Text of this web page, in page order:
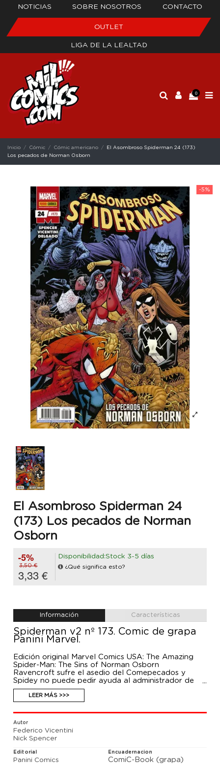
NOTICIAS SOBRE NOSOTROS CONTACTO
OUTLET
LIGA DE LA LEALTAD
0
Inicio Cómic Cómic americano
El Asombroso Spiderman 24 (173)
Los pecados de Norman Osborn
-5%
El Asombroso Spiderman 24
(173) Los pecados de Norman
Osborn
-5%
3,50 €
3,33 €
Disponibilidad:Stock 3-5 días
¿Qué significa esto?
Información Características
Spiderman v2 nº 173. Comic de grapa
Panini Marvel.
Edición original Marvel Comics USA: The Amazing
Spider-Man: The Sins of Norman Osborn
Ravencroft sufre el asedio del Comepecados y
Spidey no puede pedir ayuda al administrador de
Ravencroft... ¡porque se trata de Norman Osborn!
Así que llamará a Miles Morales, Spiderwoman,
Ghost-Spider y Madame Web. Ha nacido la Orden
de la Araña.
LEER MÁS >>>
Autor
Federico Vicentini
Nick Spencer
Editorial
Panini Comics
Encuadernacion
ComiC-Book (grapa)